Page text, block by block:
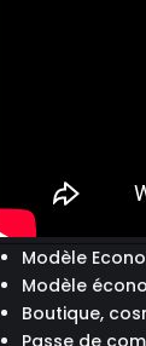
Modèle
Modèle
Boutique,
Passe de